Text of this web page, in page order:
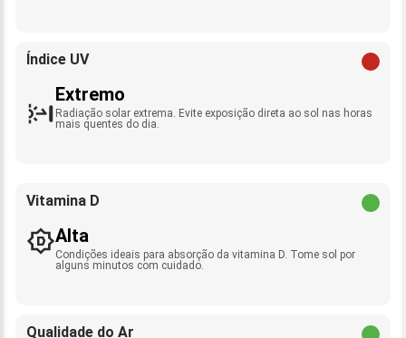
Índice UV
Extremo
Radiação solar extrema. Evite exposição direta ao sol nas horas
mais quentes do dia.
Vitamina D
Alta
Condições ideais para absorção da vitamina D. Tome sol por
alguns minutos com cuidado.
Qualidade do Ar